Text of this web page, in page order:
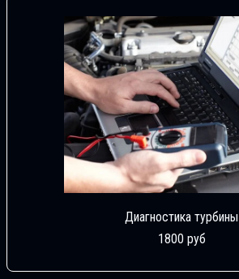
Диагностика турбины
1800 руб